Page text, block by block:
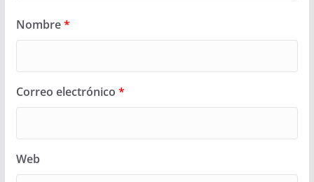
Nombre*
Correo electrónico *
Web